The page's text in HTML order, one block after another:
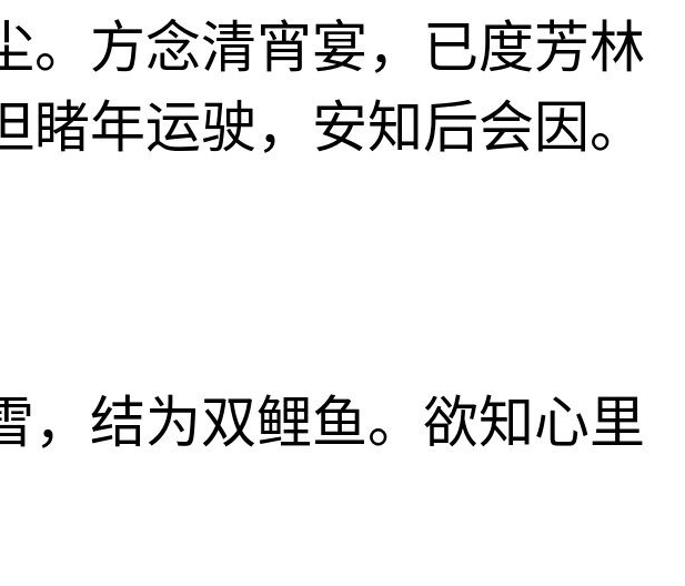
。方念清宵宴，已度芳林
年运驶，安知后会因。
，结为双鲤鱼。欲知心里